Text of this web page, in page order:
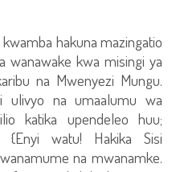
kwamba hakuna mazingatio
wanawake kwa misingi ya
na Mwenyezi Mungu.
ulivyo na umaalumu wa
katika upendeleo huu;
{Enyi watu! Hakika Sisi
na mwanamke.